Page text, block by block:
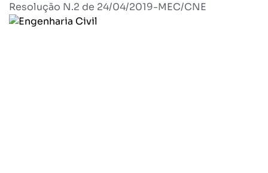
Resolução N.2 de 24/04/2019-MEC/CNE